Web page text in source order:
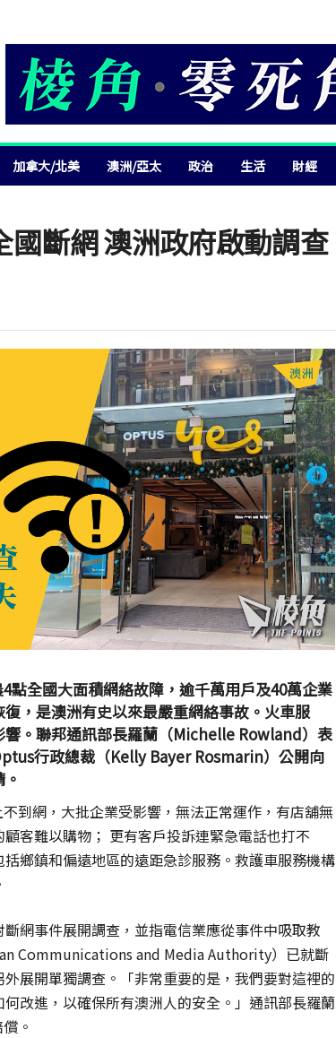
加拿大/北美 澳洲/亞太 政治 生活 財經
國斷網 澳洲政府啟動調查
全國大面積網絡故障，逾千萬用戶及40萬企業
，是澳洲有史以來最嚴重網絡事故。火車服
。聯邦通訊部長羅蘭（Michelle Rowland）表
行政總裁（Kelly Bayer Rosmarin）公開向
到網，大批企業受影響，無法正常運作，有店舖無
客難以購物； 更有客戶投訴連緊急電話也打不
鄉鎮和偏遠地區的遠距急診服務。救護車服務機構
網事件展開調查，並指電信業應從事件中吸取教
Communications and Media Authority）已就斷
展開單獨調查。「非常重要的是，我們要對這裡的
改進，以確保所有澳洲人的安全。」通訊部長羅蘭
。